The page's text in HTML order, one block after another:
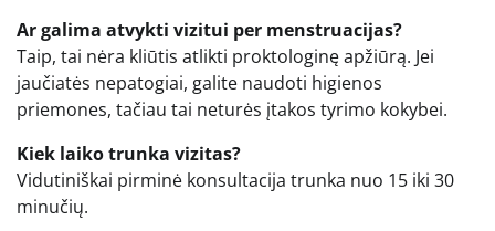
Ar galima atvykti vizitui per menstruacijas?
Taip, tai nėra kliūtis atlikti proktologinę apžiūrą. Jei
jaučiatės nepatogiai, galite naudoti higienos
priemones, tačiau tai neturės įtakos tyrimo kokybei.
Kiek laiko trunka vizitas?
Vidutiniškai pirminė konsultacija trunka nuo 15 iki 30
minučių.